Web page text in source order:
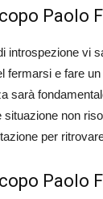
Paolo
introspezione vi
fermarsi e fare
sarà
situazione non
per
Paolo